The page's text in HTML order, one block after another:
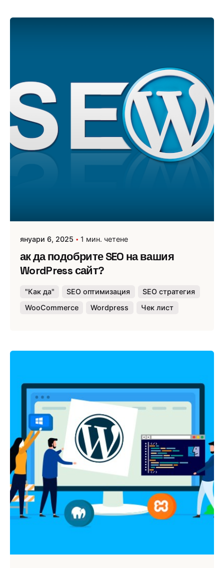
януари 6, 2025 1 мин. четене
ак да подобрите SEO на вашия
WordPress сайт?
"Как да" SEO оптимизация
SEO стратегия
WooCommerce
Wordpress Чек лист